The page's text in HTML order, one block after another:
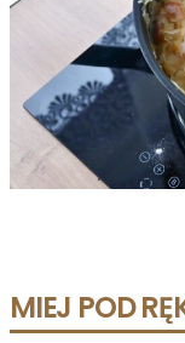
MIEJ POD